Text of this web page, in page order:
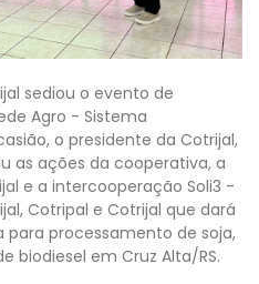
sediou o evento de
Agro - Sistema
o presidente da Cotrijal,
as ações da cooperativa, a
e a intercooperação Soli3 -
Cotripal e Cotrijal que dará
processamento de soja,
biodiesel em Cruz Alta/RS.